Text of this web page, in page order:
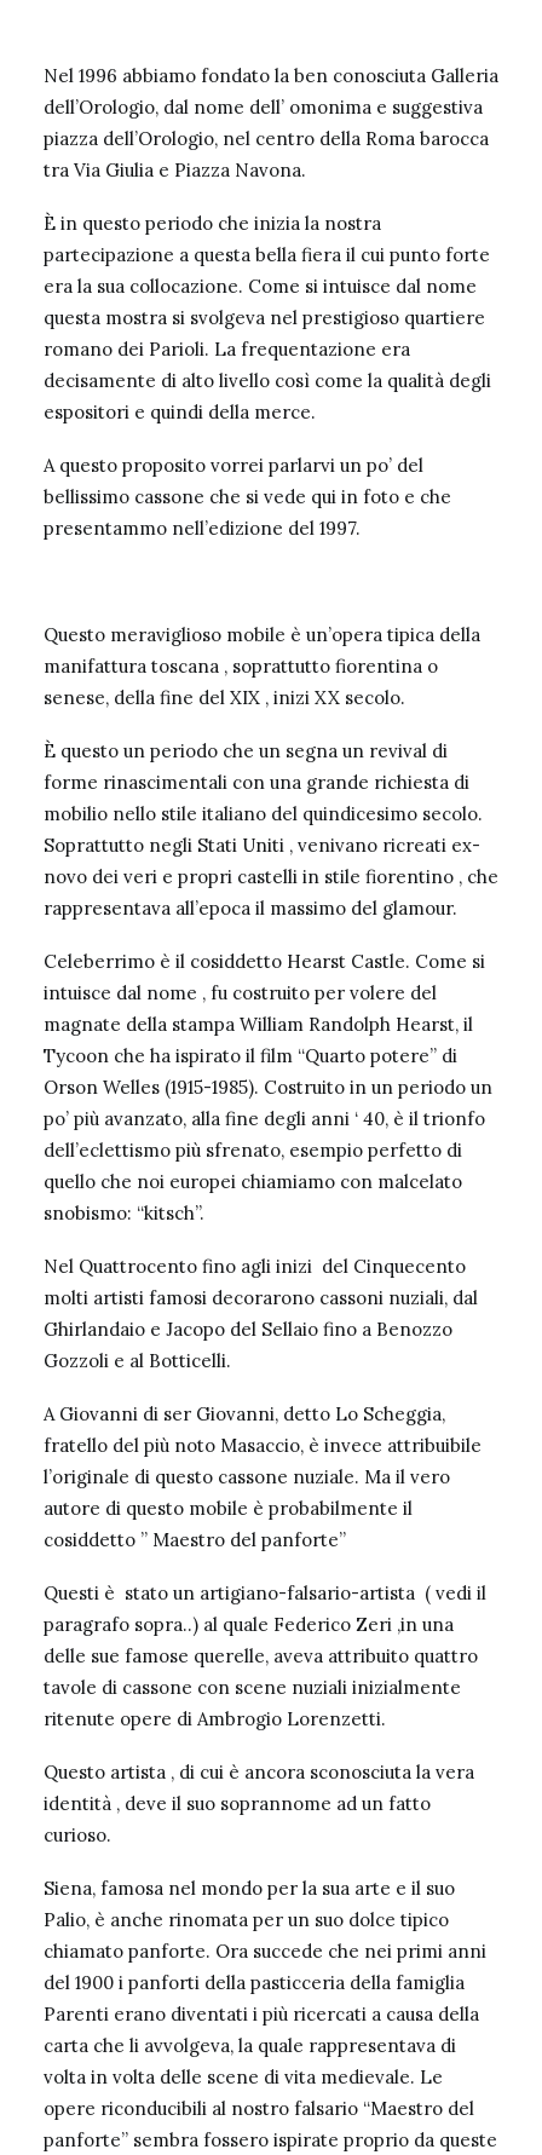
Nel 1996 abbiamo fondato la ben conosciuta Galleria
dell’Orologio, dal nome dell’ omonima e suggestiva
piazza dell’Orologio, nel centro della Roma barocca
tra Via Giulia e Piazza Navona.
È in questo periodo che inizia la nostra
partecipazione a questa bella fiera il cui punto forte
era la sua collocazione. Come si intuisce dal nome
questa mostra si svolgeva nel prestigioso quartiere
romano dei Parioli. La frequentazione era
decisamente di alto livello così come la qualità degli
espositori e quindi della merce.
A questo proposito vorrei parlarvi un po’ del
bellissimo cassone che si vede qui in foto e che
presentammo nell’edizione del 1997.
Questo meraviglioso mobile è un’opera tipica della
manifattura toscana , soprattutto fiorentina o
senese, della fine del XIX , inizi XX secolo.
È questo un periodo che un segna un revival di
forme rinascimentali con una grande richiesta di
mobilio nello stile italiano del quindicesimo secolo.
Soprattutto negli Stati Uniti , venivano ricreati ex-
novo dei veri e propri castelli in stile fiorentino , che
rappresentava all’epoca il massimo del glamour.
Celeberrimo è il cosiddetto Hearst Castle. Come si
intuisce dal nome , fu costruito per volere del
magnate della stampa William Randolph Hearst, il
Tycoon che ha ispirato il film “Quarto potere” di
Orson Welles (1915-1985). Costruito in un periodo un
po’ più avanzato, alla fine degli anni ‘ 40, è il trionfo
dell’eclettismo più sfrenato, esempio perfetto di
quello che noi europei chiamiamo con malcelato
snobismo: “kitsch”.
Nel Quattrocento fino agli inizi del Cinquecento
molti artisti famosi decorarono cassoni nuziali, dal
Ghirlandaio e Jacopo del Sellaio fino a Benozzo
Gozzoli e al Botticelli.
A Giovanni di ser Giovanni, detto Lo Scheggia,
fratello del più noto Masaccio, è invece attribuibile
l’originale di questo cassone nuziale. Ma il vero
autore di questo mobile è probabilmente il
cosiddetto ” Maestro del panforte”
Questi è stato un artigiano-falsario-artista ( vedi il
paragrafo sopra..) al quale Federico Zeri ,in una
delle sue famose querelle, aveva attribuito quattro
tavole di cassone con scene nuziali inizialmente
ritenute opere di Ambrogio Lorenzetti.
Questo artista , di cui è ancora sconosciuta la vera
identità , deve il suo soprannome ad un fatto
curioso.
Siena, famosa nel mondo per la sua arte e il suo
Palio, è anche rinomata per un suo dolce tipico
chiamato panforte. Ora succede che nei primi anni
del 1900 i panforti della pasticceria della famiglia
Parenti erano diventati i più ricercati a causa della
carta che li avvolgeva, la quale rappresentava di
volta in volta delle scene di vita medievale. Le
opere riconducibili al nostro falsario “Maestro del
panforte” sembra fossero ispirate proprio da queste